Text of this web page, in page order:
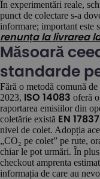
În experimentări reale,
punct de colectare s-a
informare; important este
renunța la livrarea
Măsoară
standarde
Fără o metodă comună
2023,
ISO 14083 oferă
raportarea emisiilor din
coletărie există EN 17837
nivel de colet. Adopția
„CO₂ pe colet” pe rute,
chiar le pot urmări. În
checkout amprenta
informația de care au